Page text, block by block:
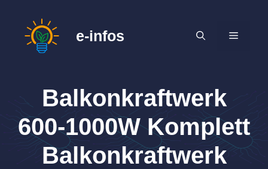
springen
e-infos MENÜ
Balkonkraftwerk
600-1000W Komplett
Balkonkraftwerk